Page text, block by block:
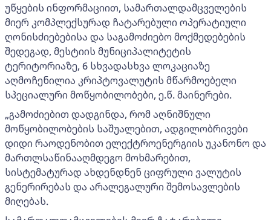
უწყების ინფორმაციით, სამართალდამცველების
მიერ კომპლექსურად ჩატარებული ოპერატიული
ღონისძიებებისა და საგამოძიებო მოქმედებების
შედეგად, მესტიის მუნიციპალიტეტის
ტერიტორიაზე, 6 სხვადასხვა ლოკაციაზე
აღმოჩენილია კრიპტოვალუტის მწარმოებელი
სპეციალური მოწყობილობები, ე.წ. მაინერები.
„გამოძიებით დადგინდა, რომ აღნიშნული
მოწყობილობების საშუალებით, ადგილობრივები
დიდი რაოდენობით ელექტროენერგიის უკანონო და
მართლსაწინააღმდეგო მოხმარებით,
სისტემატურად ახდენდნენ ციფრული ვალუტის
გენერირებას და არალეგალური შემოსავლების
მიღებას.